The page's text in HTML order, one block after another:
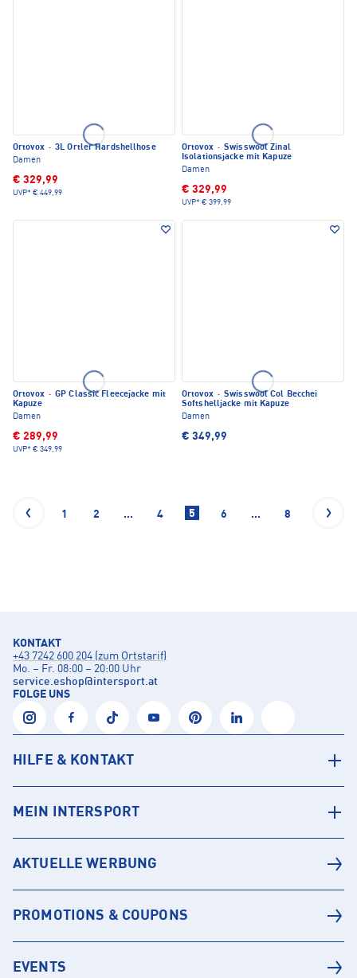
Ortovox · 3L Ortler Hardshellhose
Damen
€ 329,99
UVP* € 449,99
Ortovox · Swisswool Zinal
Isolationsjacke mit Kapuze
Damen
€ 329,99
UVP* € 399,99
Ortovox · GP Classic Fleecejacke mit
Kapuze
Damen
€ 289,99
UVP* € 349,99
Ortovox · Swisswool Col Becchei
Softshelljacke mit Kapuze
Damen
€ 349,99
1 2 ... 4 5 6 ... 8
KONTAKT
+43 7242 600 204 (zum Ortstarif)
Mo. – Fr. 08:00 – 20:00 Uhr
service.eshop@intersport.at
FOLGE UNS
HILFE & KONTAKT
MEIN INTERSPORT
AKTUELLE WERBUNG
PROMOTIONS & COUPONS
EVENTS